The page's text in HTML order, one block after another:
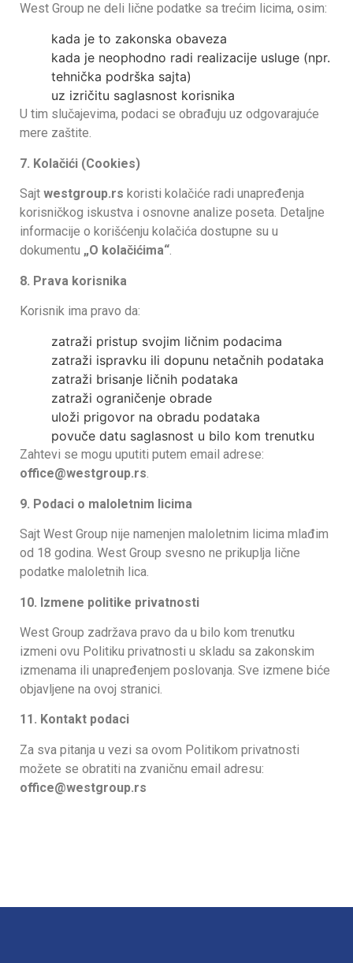
West Group ne deli lične podatke sa trećim licima, osim:
kada je to zakonska obaveza
kada je neophodno radi realizacije usluge (npr.
tehnička podrška sajta)
uz izričitu saglasnost korisnika
U tim slučajevima, podaci se obrađuju uz odgovarajuće
mere zaštite.
7. Kolačići (Cookies)
Sajt westgroup.rs koristi kolačiće radi unapređenja
korisničkog iskustva i osnovne analize poseta. Detaljne
informacije o korišćenju kolačića dostupne su u
dokumentu „O kolačićima“.
8. Prava korisnika
Korisnik ima pravo da:
zatraži pristup svojim ličnim podacima
zatraži ispravku ili dopunu netačnih podataka
zatraži brisanje ličnih podataka
zatraži ograničenje obrade
uloži prigovor na obradu podataka
povuče datu saglasnost u bilo kom trenutku
Zahtevi se mogu uputiti putem email adrese:
office@westgroup.rs.
9. Podaci o maloletnim licima
Sajt West Group nije namenjen maloletnim licima mlađim
od 18 godina. West Group svesno ne prikuplja lične
podatke maloletnih lica.
10. Izmene politike privatnosti
West Group zadržava pravo da u bilo kom trenutku
izmeni ovu Politiku privatnosti u skladu sa zakonskim
izmenama ili unapređenjem poslovanja. Sve izmene biće
objavljene na ovoj stranici.
11. Kontakt podaci
Za sva pitanja u vezi sa ovom Politikom privatnosti
možete se obratiti na zvaničnu email adresu:
office@westgroup.rs